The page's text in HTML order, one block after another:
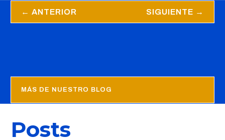
←ANTERIOR SIGUIENTE →
MÁS DE NUESTRO BLOG
Posts